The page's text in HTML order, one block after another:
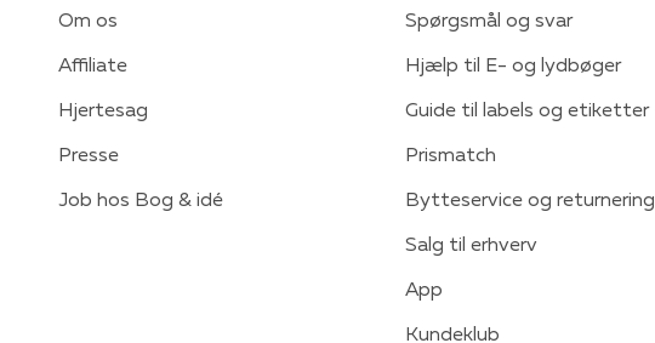
Om os
Affiliate
Hjertesag
Presse
Job hos Bog & idé
Spørgsmål og svar
Hjælp til E- og lydbøger
Guide til labels og etiketter
Prismatch
Bytteservice og returnering
Salg til erhverv
App
Kundeklub